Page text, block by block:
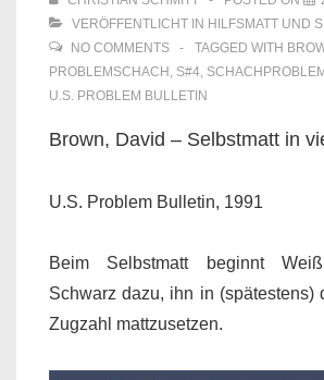
VERÖFFENTLICHT IN HILFSMATT UND
NO COMMENTS
TAGGED WITH
PROBLEMSCHACH , S#4, SCHACHPROBLEM
U.S. PROBLEM BULLETIN
Brown, David – Selbstmatt in
U.S. Problem Bulletin, 1991
Beim Selbstmatt beginnt
Schwarz dazu, ihn in (spätestens)
Zugzahl mattzusetzen.